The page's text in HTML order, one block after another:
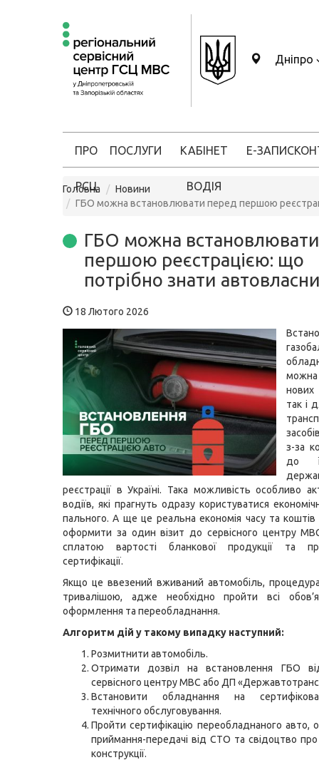
Дніпро
ПРО
РСЦ
ПОСЛУГИ КАБІНЕТ
ВОДІЯ
Е-ЗАПИС
Головна
Новини
ГБО можна встановлювати перед першою
ГБО можна
першою реєстрацією: що
потрібно знати
18 Лютого 2026
нових
так і
з-за
до
реєстрації в Україні. Така можливість особливо
водіїв, які прагнуть одразу користуватися
пального. А ще це реальна економія часу та
оформити за один візит до сервісного центру
сплатою вартості бланкової продукції та
сертифікації.
Якщо це ввезений вживаний автомобіль,
тривалішою, адже необхідно пройти всі
оформлення та переобладнання.
Алгоритм дій у такому випадку наступний:
Розмитнити автомобіль.
Отримати дозвіл на встановлення ГБО
сервісного центру МВС або ДП
Встановити обладнання на
технічного обслуговування.
Пройти сертифікацію переобладнаного авто,
приймання-передачі від СТО та свідоцтво
конструкції.